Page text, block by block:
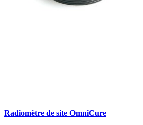
Radiomètre de site OmniCure